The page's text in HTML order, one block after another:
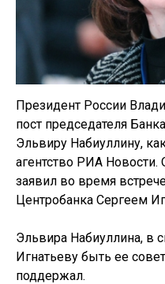
Президент России
пост председателя
Эльвиру Набиуллину,
агентство РИА
заявил во время
Центробанка Сергеем
Эльвира Набиуллина, в
Игнатьеву быть ее
поддержал.